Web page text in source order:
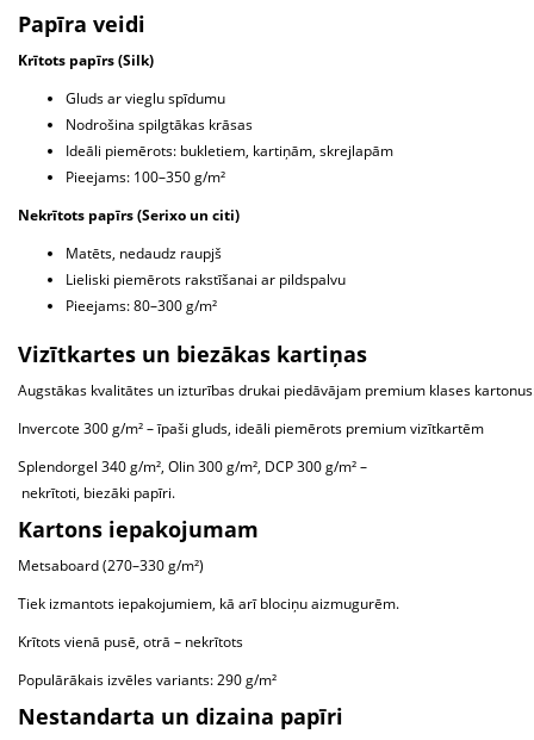
Papīra veidi
Krītots papīrs (Silk)
Gluds ar vieglu spīdumu
Nodrošina spilgtākas krāsas
Ideāli piemērots: bukletiem, kartiņām, skrejlapām
Pieejams: 100–350 g/m²
Nekrītots papīrs (Serixo un citi)
Matēts, nedaudz raupjš
Lieliski piemērots rakstīšanai ar pildspalvu
Pieejams: 80–300 g/m²
Vizītkartes un biezākas kartiņas
Augstākas kvalitātes un izturības drukai piedāvājam premium klases
Invercote 300 g/m² – īpaši gluds, ideāli piemērots premium vizītkartēm
Splendorgel 340 g/m², Olin 300 g/m², DCP 300 g/m² –
nekrītoti, biezāki papīri.
Kartons iepakojumam
Metsaboard (270–330 g/m²)
Tiek izmantots iepakojumiem, kā arī blociņu aizmugurēm.
Krītots vienā pusē, otrā – nekrītots
Populārākais izvēles variants: 290 g/m²
Nestandarta un dizaina papīri